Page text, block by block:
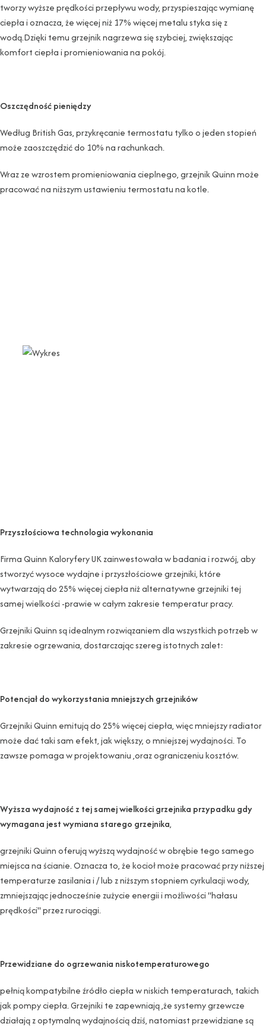
tworzy wyższe prędkości przepływu wody, przyspieszając wymianę
ciepła i oznacza, że ​​więcej niż 17% więcej metalu styka się z
wodą.Dzięki temu grzejnik nagrzewa się szybciej, zwiększając
komfort ciepła i promieniowania na pokój.
Oszczędność pieniędzy
Według British Gas, przykręcanie termostatu tylko o jeden stopień
może zaoszczędzić do 10% na rachunkach.
Wraz ze wzrostem promieniowania cieplnego, grzejnik Quinn może
pracować na niższym ustawieniu termostatu na kotle.
Przyszłościowa technologia wykonania
Firma Quinn Kaloryfery UK zainwestowała w badania i rozwój, aby
stworzyć wysoce wydajne i przyszłościowe grzejniki, które
wytwarzają do 25% więcej ciepła niż alternatywne grzejniki tej
samej wielkości -prawie w całym zakresie temperatur pracy.
Grzejniki Quinn są idealnym rozwiązaniem dla wszystkich potrzeb w
zakresie ogrzewania, dostarczając szereg istotnych zalet:
Potencjał do wykorzystania mniejszych grzejników
Grzejniki Quinn emitują do 25% więcej ciepła, więc mniejszy radiator
może dać taki sam efekt, jak większy, o mniejszej wydajności. To
zawsze pomaga w projektowaniu ,oraz ograniczeniu kosztów.
Wyższa wydajność z tej samej wielkości grzejnika przypadku gdy
wymagana jest wymiana starego grzejnika,
grzejniki Quinn oferują wyższą wydajność w obrębie tego samego
miejsca na ścianie. Oznacza to, że kocioł może pracować przy niższej
temperaturze zasilania i / lub z niższym stopniem cyrkulacji wody,
zmniejszając jednocześnie zużycie energii i możliwości "hałasu
prędkości" przez rurociągi.
Przewidziane do ogrzewania niskotemperaturowego
pełnią kompatybilne źródło ciepła w niskich temperaturach, takich
jak pompy ciepła. Grzejniki te zapewniają ,że systemy grzewcze
działają z optymalną wydajnością dziś, natomiast przewidziane są